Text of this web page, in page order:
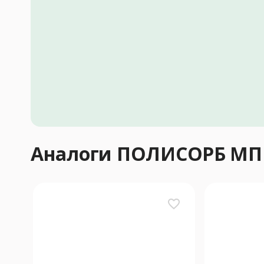
Аналоги ПОЛИСОРБ МП
favorite_border